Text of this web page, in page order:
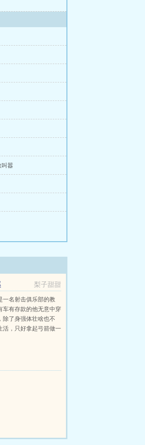
叫嚣
梨子甜甜
一名射击俱乐部的教
车有存款的他无意中穿
除了身强体壮啥也不
活，只好拿起弓箭做一